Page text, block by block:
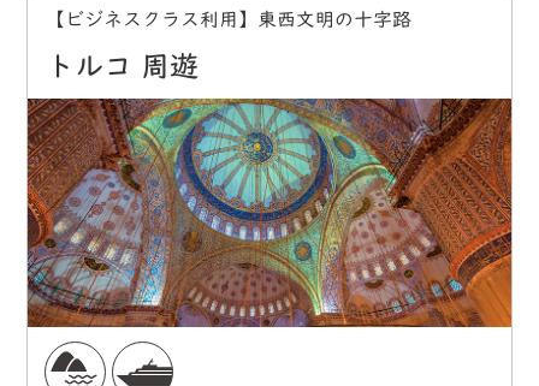
【ビジネスクラス利用】東西文明の十字路
トルコ 周遊